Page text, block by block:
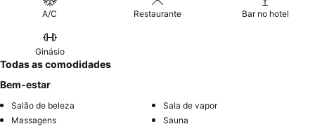
A/C Restaurante Bar no hotel
Ginásio
Todas as comodidades
Bem-estar
Salão de beleza
Sala de vapor
Massagens
Sauna